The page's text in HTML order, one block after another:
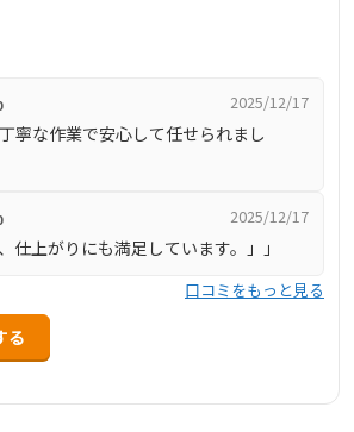
店舗、公共施設など多岐にわたる建
が瓦屋根から板金屋根、金属屋根まで
ます。カバー工法や部分修理など、必
効率的な修理を提案し、火災保険の申
います。調査・見積もりは基本無料
2025/12/17
寧な作業で安心して任せられまし
2025/12/17
仕上がりにも満足しています。」」
口コミをもっと見る
る